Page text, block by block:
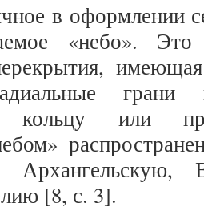
в оформлении
«небо». Это
кольцу или
Архангельскую,
[8, с. 3].